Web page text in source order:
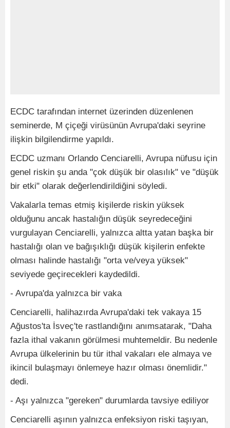
ECDC tarafından internet üzerinden düzenlenen
seminerde, M çiçeği virüsünün Avrupa'daki seyrine
ilişkin bilgilendirme yapıldı.
ECDC uzmanı Orlando Cenciarelli, Avrupa nüfusu için
genel riskin şu anda "çok düşük bir olasılık" ve "düşük
bir etki" olarak değerlendirildiğini söyledi.
Vakalarla temas etmiş kişilerde riskin yüksek
olduğunu ancak hastalığın düşük seyredeceğini
vurgulayan Cenciarelli, yalnızca altta yatan başka bir
hastalığı olan ve bağışıklığı düşük kişilerin enfekte
olması halinde hastalığı "orta ve/veya yüksek"
seviyede geçirecekleri kaydedildi.
- Avrupa'da yalnızca bir vaka
Cenciarelli, halihazırda Avrupa'daki tek vakaya 15
Ağustos'ta İsveç'te rastlandığını anımsatarak, "Daha
fazla ithal vakanın görülmesi muhtemeldir. Bu nedenle
Avrupa ülkelerinin bu tür ithal vakaları ele almaya ve
ikincil bulaşmayı önlemeye hazır olması önemlidir."
dedi.
- Aşı yalnızca "gereken" durumlarda tavsiye ediliyor
Cenciarelli aşının yalnızca enfeksiyon riski taşıyan,